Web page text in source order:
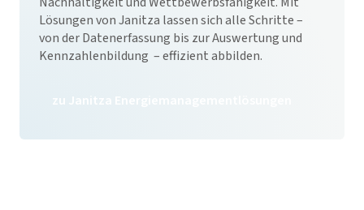
Lösungen von Janitza lassen sich alle Schritte –
von der Datenerfassung bis zur Auswertung und
Kennzahlenbildung – effizient abbilden.
zu Janitza Energiemanagementlösungen